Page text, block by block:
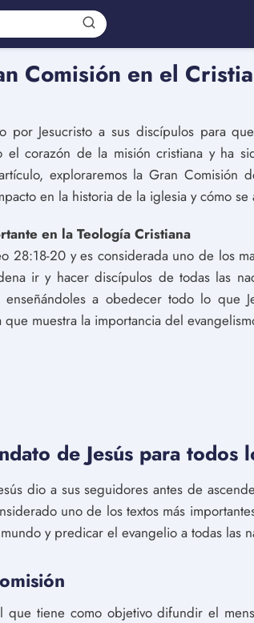
Comisión en el
por Jesucristo a sus discípulos para
el corazón de la misión cristiana y ha
exploraremos la Gran Comisión
en la historia de la iglesia y cómo
en la Teología Cristiana
28:18-20 y es considerada uno de los
ir y hacer discípulos de todas las
a obedecer todo lo que
muestra la importancia del
de Jesús para todos
dio a sus seguidores antes de
uno de los textos más
y predicar el evangelio a todas las
que tiene como objetivo difundir el